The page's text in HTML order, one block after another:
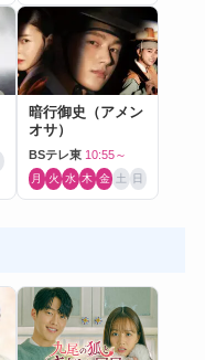
暗行御史（アメン
オサ）
BSテレ東 10:55～
月 火 水 木 金 土 日